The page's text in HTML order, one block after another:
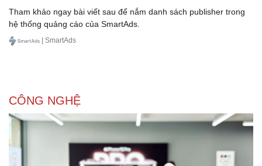
Tham khảo ngay bài viết sau để nắm danh sách publisher trong
hệ thống quảng cáo của SmartAds.
| SmartAds
CÔNG NGHỆ